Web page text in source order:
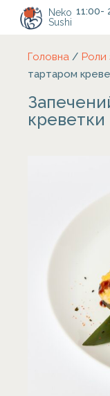
Neko
Sushi
11:00-
Головна / Роли
тартаром
креветки